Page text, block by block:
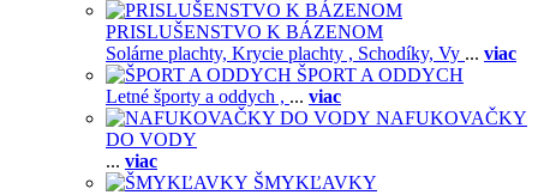
PRISLUŠENSTVO K BÁZENOM
Solárne plachty, Krycie plachty , Schodíky, Vy ... viac
ŠPORT A ODDYCH
Letné športy a oddych , ... viac
NAFUKOVAČKY
DO VODY
... viac
ŠMYKĽAVKY